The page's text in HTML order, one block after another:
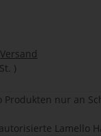
Versand
)
Produkten nur an
Lamello